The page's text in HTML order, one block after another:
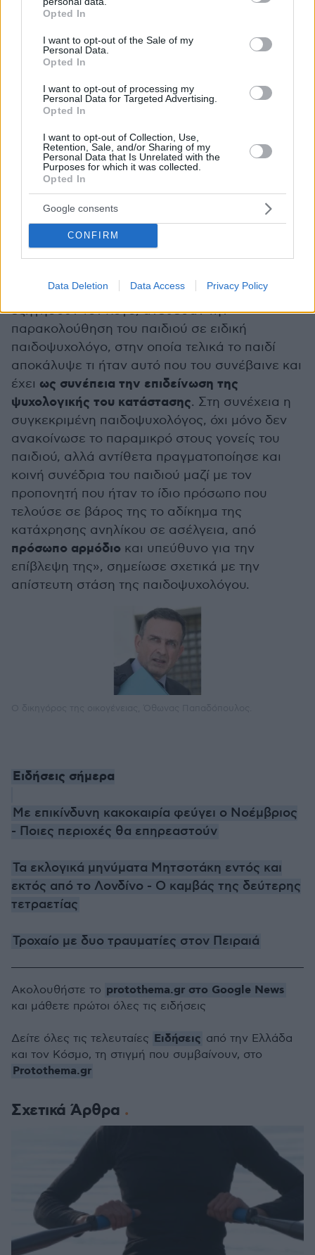
grant or deny consent to Google and its third-party tags to
use your data for below specified purposes in below Google
consent section.
Opted In
I want to opt-out of the Sale of my
Personal Data.
Opted In
I want to opt-out of processing my
Personal Data for Targeted Advertising.
Opted In
I want to opt-out of Collection, Use,
Retention, Sale, and/or Sharing of my
Personal Data that Is Unrelated with the
Purposes for which it was collected.
Opted In
Google consents
CONFIRM
Data Deletion Data Access Privacy Policy
Η νομική άποψη
μέχρι τέλους την υπόθεση ούτως ώστε να
αποδοθούν ευθύνες και να μην μπορέσει ποτέ
πράξεις.Αναμένουμε τις εξελίξεις και την
έρευνα», τονίζει στο protothema.gr, ο
δικηγόρος της οικογένειας, Όθωνας
«Για τη συγκεκριμένη υπόθεση, έχει εξαιρετικό
ενδιαφέρον, ότι όταν οι γονείς του κοριτσιού
ψυχολογική κατάσταση, χωρίς να μπορούν να
εξηγήσουν τον λόγο, ανέθεσαν την
παρακολούθηση του παιδιού σε ειδική
παιδοψυχολόγο, στην οποία τελικά το παιδί
αποκάλυψε τι ήταν αυτό που του συνέβαινε και
έχει ως συνέπεια την επιδείνωση της
ψυχολογικής του κατάστασης. Στη συνέχεια η
συγκεκριμένη παιδοψυχολόγος, όχι μόνο δεν
ανακοίνωσε το παραμικρό στους γονείς του
παιδιού, αλλά αντίθετα πραγματοποίησε και
κοινή συνέδρια του παιδιού μαζί με τον
προπονητή που ήταν το ίδιο πρόσωπο που
τελούσε σε βάρος της το αδίκημα της
κατάχρησης ανηλίκου σε ασέλγεια, από
πρόσωπο αρμόδιο και υπεύθυνο για την
επίβλεψη της», σημείωσε σχετικά με την
απίστευτη στάση της παιδοψυχολόγου.
Ειδήσεις σήμερα
Με επικίνδυνη κακοκαιρία φεύγει ο Νοέμβριος
- Ποιες περιοχές θα επηρεαστούν
Τα εκλογικά μηνύματα Μητσοτάκη εντός και
εκτός από το Λονδίνο - Ο καμβάς της δεύτερης
τετραετίας
Τροχαίο με δυο τραυματίες στον Πειραιά
Σχετικά Άρθρα
Ακολουθήστε το protothema.gr στο Google News
και μάθετε πρώτοι όλες τις ειδήσεις
Δείτε όλες τις τελευταίες Ειδήσεις από την Ελλάδα
και τον Κόσμο, τη στιγμή που συμβαίνουν, στο
Protothema.gr